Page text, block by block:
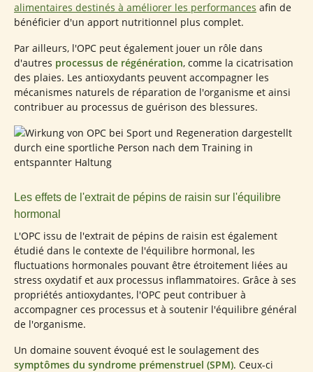
alimentaires destinés à améliorer les performances afin de
bénéficier d'un apport nutritionnel plus complet.
Par ailleurs, l'OPC peut également jouer un rôle dans
d'autres processus de régénération, comme la cicatrisation
des plaies. Les antioxydants peuvent accompagner les
mécanismes naturels de réparation de l'organisme et ainsi
contribuer au processus de guérison des blessures.
Les effets de l'extrait de pépins de raisin sur l'équilibre
hormonal
L'OPC issu de l'extrait de pépins de raisin est également
étudié dans le contexte de l'équilibre hormonal, les
fluctuations hormonales pouvant être étroitement liées au
stress oxydatif et aux processus inflammatoires. Grâce à ses
propriétés antioxydantes, l'OPC peut contribuer à
accompagner ces processus et à soutenir l'équilibre général
de l'organisme.
Un domaine souvent évoqué est le soulagement des
symptômes du syndrome prémenstruel (SPM). Ceux-ci